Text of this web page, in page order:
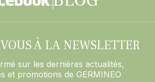
À LA NEWSLETTER
sur les dernières actualités,
et promotions de GERMINEO